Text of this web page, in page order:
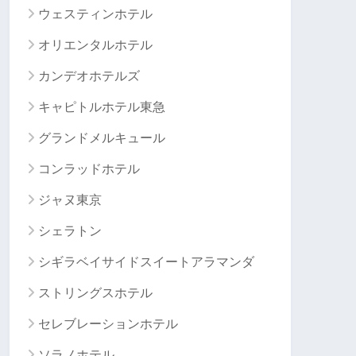
ウェスティンホテル
オリエンタルホテル
カンデオホテルズ
キャピトルホテル東急
グランドメルキュール
コンラッドホテル
ジャヌ東京
シェラトン
シギラベイサイドスイートアラマンダ
ストリングスホテル
セレブレーションホテル